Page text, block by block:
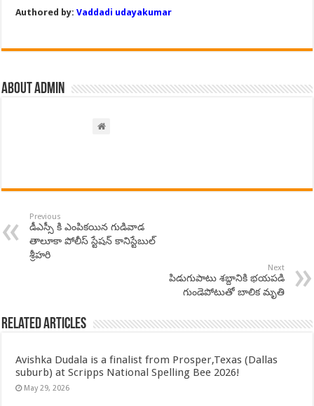
Authored by:Vaddadi udayakumar
About admin
Previous
డీఎస్సీ కి ఎంపికయిన గుడివాడ
తాలూకా పోలీస్ స్టేషన్ కానిస్టేబుల్
శ్రీహరి
Next
పిడుగుపాటు శబ్దానికి భయపడి
గుండెపోటుతో బాలిక మృతి
Related Articles
Avishka Dudala is a finalist from Prosper,Texas (Dallas
suburb) at Scripps National Spelling Bee 2026!
May 29, 2026